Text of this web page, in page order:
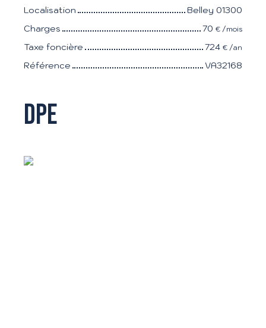
Localisation
Belley 01300
Charges
70 € /mois
Taxe foncière 724 € /an
Référence VA32168
DPE